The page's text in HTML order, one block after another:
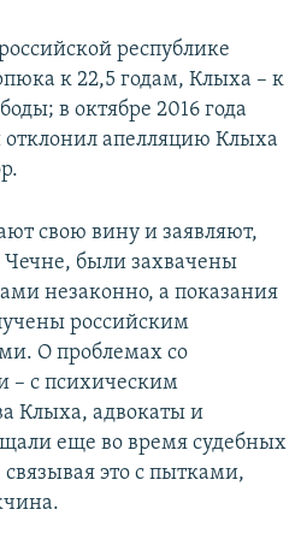
республике
к 22,5 годам, Клыха – к
в октябре 2016 года
отклонил апелляцию Клыха
свою вину и заявляют,
Чечне, были захвачены
незаконно, а показания
российским
О проблемах со
– с психическим
Клыха, адвокаты и
еще во время судебных
связывая это с пытками,